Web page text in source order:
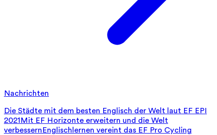
Nachrichten
Die Städte mit dem besten Englisch der Welt laut EF EPI
2021Mit EF Horizonte erweitern und die Welt
verbessernEnglischlernen vereint das EF Pro Cycling